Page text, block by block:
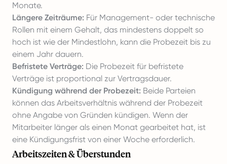
Monate.
Längere Zeiträume: Für Management- oder technische
Rollen mit einem Gehalt, das mindestens doppelt so
hoch ist wie der Mindestlohn, kann die Probezeit bis zu
einem Jahr dauern.
Befristete Verträge: Die Probezeit für befristete
Verträge ist proportional zur Vertragsdauer.
Kündigung während der Probezeit: Beide Parteien
können das Arbeitsverhältnis während der Probezeit
ohne Angabe von Gründen kündigen. Wenn der
Mitarbeiter länger als einen Monat gearbeitet hat, ist
eine Kündigungsfrist von einer Woche erforderlich.
Arbeitszeiten & Überstunden